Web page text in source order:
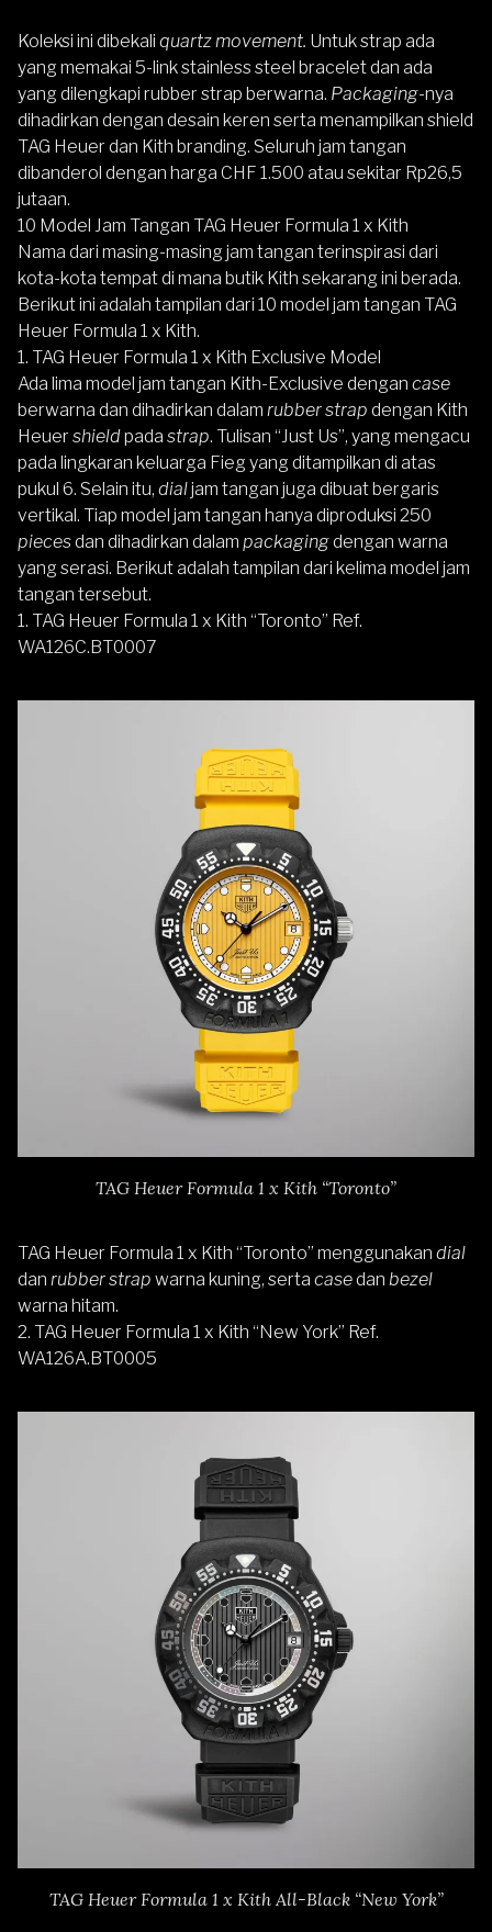
Koleksi ini dibekali quartz movement. Untuk strap ada
yang memakai 5-link stainless steel bracelet dan ada
yang dilengkapi rubber strap berwarna. Packaging-nya
dihadirkan dengan desain keren serta menampilkan shield
TAG Heuer dan Kith branding. Seluruh jam tangan
dibanderol dengan harga CHF 1.500 atau sekitar Rp26,5
jutaan.
10 Model Jam Tangan TAG Heuer Formula 1 x Kith
Nama dari masing-masing jam tangan terinspirasi dari
kota-kota tempat di mana butik Kith sekarang ini berada.
Berikut ini adalah tampilan dari 10 model jam tangan TAG
Heuer Formula 1 x Kith.
1. TAG Heuer Formula 1 x Kith Exclusive Model
Ada lima model jam tangan Kith-Exclusive dengan case
berwarna dan dihadirkan dalam rubber strap dengan Kith
Heuer shieldpada strap. Tulisan “Just Us”, yang mengacu
pada lingkaran keluarga Fieg yang ditampilkan di atas
pukul 6. Selain itu, dialjam tangan juga dibuat bergaris
vertikal. Tiap model jam tangan hanya diproduksi 250
piecesdan dihadirkan dalam packagingdengan warna
yang serasi. Berikut adalah tampilan dari kelima model jam
tangan tersebut.
1. TAG Heuer Formula 1 x Kith “Toronto” Ref.
WA126C.BT0007
TAG Heuer Formula 1 x Kith “Toronto”
TAG Heuer Formula 1 x Kith “Toronto” menggunakan dial
dan rubber strap warna kuning, serta casedan bezel
warna hitam.
2. TAG Heuer Formula 1 x Kith “New York” Ref.
WA126A.BT0005
TAG Heuer Formula 1 x Kith All-Black “New York”